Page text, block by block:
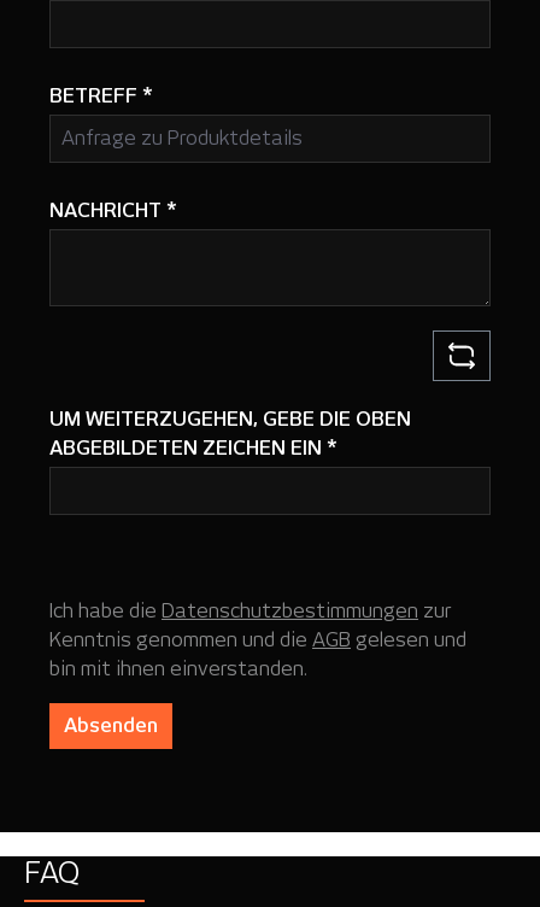
BETREFF *
NACHRICHT *
UM WEITERZUGEHEN, GEBE DIE OBEN
ABGEBILDETEN ZEICHEN EIN *
Ich habe die Datenschutzbestimmungen zur
Kenntnis genommen und die AGB gelesen und
bin mit ihnen einverstanden.
Absenden
FAQ